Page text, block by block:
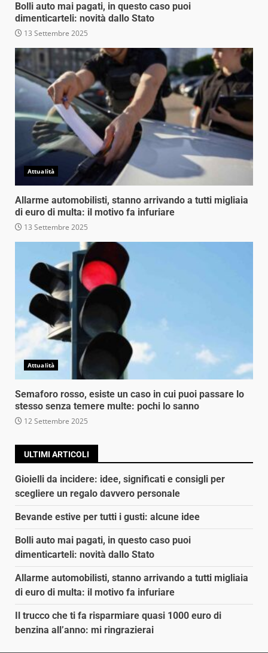
Bolli auto mai pagati, in questo caso puoi
dimenticarteli: novità dallo Stato
13 Settembre 2025
Attualità
Allarme automobilisti, stanno arrivando a tutti migliaia
di euro di multa: il motivo fa infuriare
13 Settembre 2025
Attualità
Semaforo rosso, esiste un caso in cui puoi passare lo
stesso senza temere multe: pochi lo sanno
12 Settembre 2025
ULTIMI ARTICOLI
Gioielli da incidere: idee, significati e consigli per
scegliere un regalo davvero personale
Bevande estive per tutti i gusti: alcune idee
Bolli auto mai pagati, in questo caso puoi
dimenticarteli: novità dallo Stato
Allarme automobilisti, stanno arrivando a tutti migliaia
di euro di multa: il motivo fa infuriare
Il trucco che ti fa risparmiare quasi 1000 euro di
benzina all’anno: mi ringrazierai